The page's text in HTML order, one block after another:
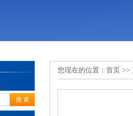
您现在的位置： 首页 >>